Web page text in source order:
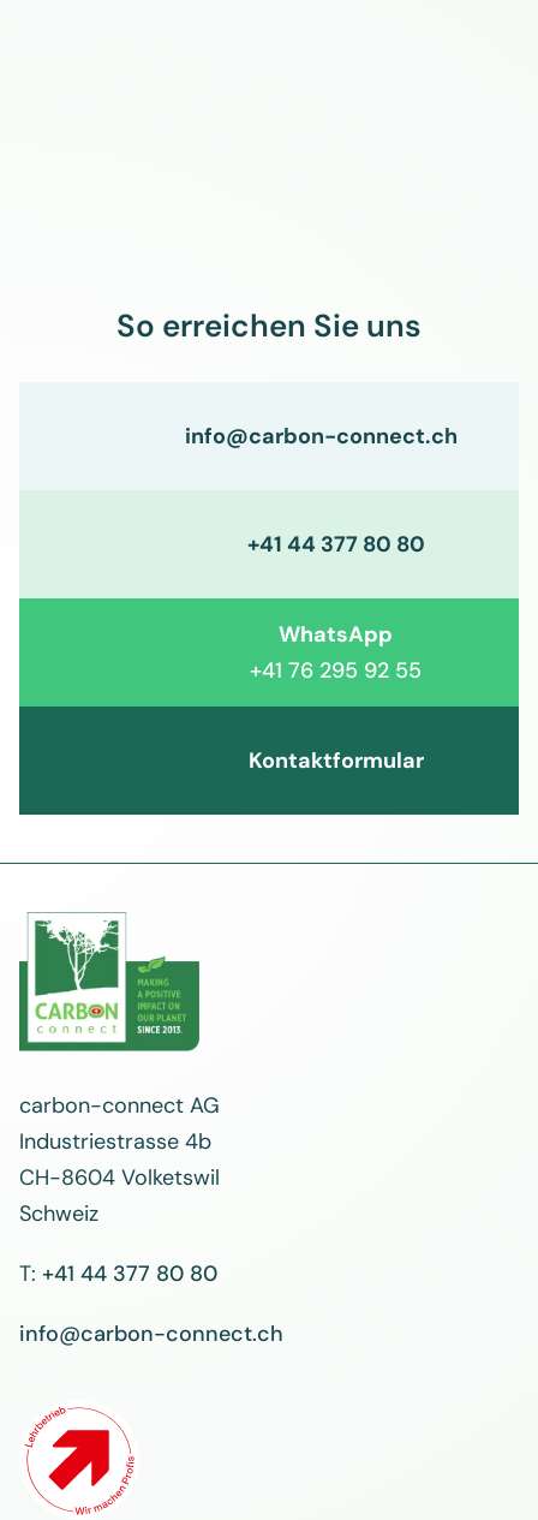
So erreichen Sie uns
info@carbon-connect.ch
+41 44 377 80 80
WhatsApp
+41 76 295 92 55
Kontaktformular
carbon-connect AG
Industriestrasse 4b
CH-8604 Volketswil
Schweiz
T: +41 44 377 80 80
info@carbon-connect.ch